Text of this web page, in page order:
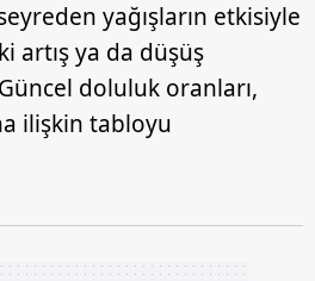
yağışların etkisiyle
artış ya da düşüş
doluluk oranları,
ilişkin tabloyu